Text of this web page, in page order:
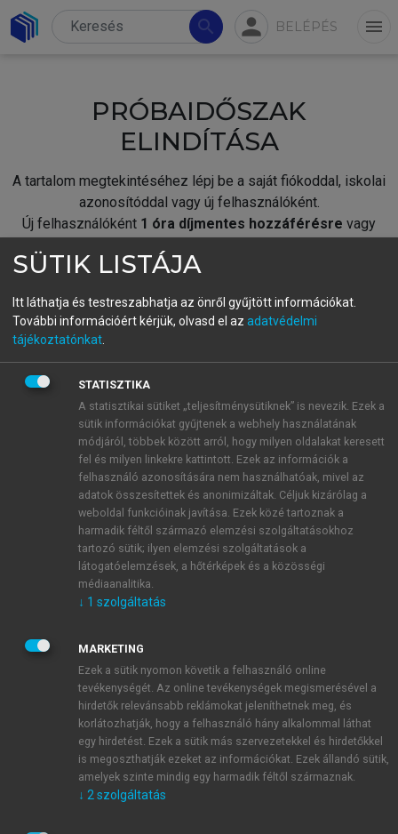
search person BELÉPÉS menu
PRÓBAIDŐSZAK
ELINDÍTÁSA
A tartalom megtekintéséhez lépj be a saját fiókoddal, iskolai
azonosítóddal vagy új felhasználóként.
Új felhasználóként 1 óra díjmentes hozzáférésre vagy
fiókoddal,vagy hozz létre új fiókot.
A regisztráció után apróbaidőszakautomatikusan
BELÉPÉS SAJÁT FIÓKKAL
ÚJ FIÓK LÉTREHOZÁSA
1 óra díjmentes hozzáférés
E-MAIL-CÍM
JELSZÓ
JELSZÓ ÚJRA
Kérek értesítést a MeRSZ újdonságairól, akcióiról.
Kérek értesítést az Akadémiai Kiadó Zrt. újdonságairól,
SÜTIK LISTÁJA
Itt láthatja és testreszabhatja az önről gyűjtött információkat.
További információért kérjük, olvasd el az adatvédelmi
tájékoztatónkat
STATISZTIKA
A statisztikai sütiket „teljesítménysütiknek” is nevezik. Ezek a
sütik információkat gyűjtenek a webhely használatának
módjáról, többek között arról, hogy milyen oldalakat keresett
fel és milyen linkekre kattintott. Ezek az információk a
felhasználó azonosítására nem használhatóak, mivel az
adatok összesítettek és anonimizáltak. Céljuk kizárólag a
weboldal funkcióinak javítása. Ezek közé tartoznak a
harmadik féltől származó elemzési szolgáltatásokhoz
tartozó sütik; ilyen elemzési szolgáltatások a
látogatóelemzések, a hőtérképek és a közösségi
médiaanalitika.
↓ 1 szolgáltatás
MARKETING
Ezek a sütik nyomon követik a felhasználó online
tevékenységét. Az online tevékenységek megismerésével a
hirdetők relevánsabb reklámokat jeleníthetnek meg, és
korlátozhatják, hogy a felhasználó hány alkalommal láthat
egy hirdetést. Ezek a sütik más szervezetekkel és hirdetőkkel
is megoszthatják ezeket az információkat. Ezek állandó sütik,
amelyek szinte mindig egy harmadik féltől származnak.
↓ 2 szolgáltatás